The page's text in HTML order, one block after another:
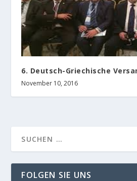
6. Deutsch-Griechische
November 10, 2016
FOLGEN SIE UNS